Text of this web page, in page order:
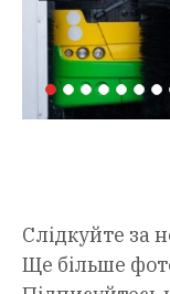
Слідкуйте за
Ще більше